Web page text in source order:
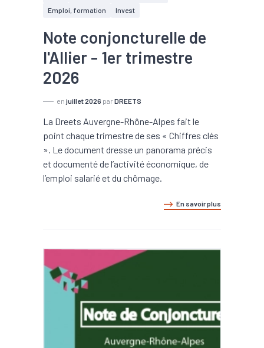
Emploi, formation
Invest
Note conjoncturelle de
l'Allier - 1er trimestre
2026
en juillet 2026 par DREETS
La Dreets Auvergne-Rhône-Alpes fait le
point chaque trimestre de ses « Chiffres clés
». Le document dresse un panorama précis
et documenté de l’activité économique, de
l’emploi salarié et du chômage.
En savoir plus